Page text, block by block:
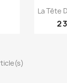
La Tête
2